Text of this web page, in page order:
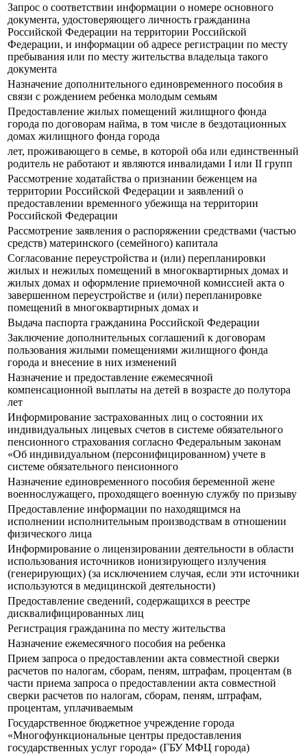
Запрос о соответствии информации о номере основного
документа, удостоверяющего личность гражданина
Российской Федерации на территории Российской
Федерации, и информации об адресе регистрации по месту
пребывания или по месту жительства владельца такого
документа
Назначение дополнительного единовременного пособия в
связи с рождением ребенка молодым семьям
Предоставление жилых помещений жилищного фонда
города по договорам найма, в том числе в бездотационных
домах жилищного фонда города
лет, проживающего в семье, в которой оба или единственный
родитель не работают и являются инвалидами I или II групп
Рассмотрение ходатайства о признании беженцем на
территории Российской Федерации и заявлений о
предоставлении временного убежища на территории
Российской Федерации
Рассмотрение заявления о распоряжении средствами (частью
средств) материнского (семейного) капитала
Согласование переустройства и (или) перепланировки
жилых и нежилых помещений в многоквартирных домах и
жилых домах и оформление приемочной комиссией акта о
завершенном переустройстве и (или) перепланировке
помещений в многоквартирных домах и
Выдача паспорта гражданина Российской Федерации
Заключение дополнительных соглашений к договорам
пользования жилыми помещениями жилищного фонда
города и внесение в них изменений
Назначение и предоставление ежемесячной
компенсационной выплаты на детей в возрасте до полутора
лет
Информирование застрахованных лиц о состоянии их
индивидуальных лицевых счетов в системе обязательного
пенсионного страхования согласно Федеральным законам
«Об индивидуальном (персонифицированном) учете в
системе обязательного пенсионного
Назначение единовременного пособия беременной жене
военнослужащего, проходящего военную службу по призыву
Предоставление информации по находящимся на
исполнении исполнительным производствам в отношении
физического лица
Информирование о лицензировании деятельности в области
использования источников ионизирующего излучения
(генерирующих) (за исключением случая, если эти источники
используются в медицинской деятельности)
Предоставление сведений, содержащихся в реестре
дисквалифицированных лиц
Регистрация гражданина по месту жительства
Назначение ежемесячного пособия на ребенка
Прием запроса о предоставлении акта совместной сверки
расчетов по налогам, сборам, пеням, штрафам, процентам (в
части приема запроса о предоставлении акта совместной
сверки расчетов по налогам, сборам, пеням, штрафам,
процентам, уплачиваемым
Государственное бюджетное учреждение города
«Многофункциональные центры предоставления
государственных услуг города» (ГБУ МФЦ города)